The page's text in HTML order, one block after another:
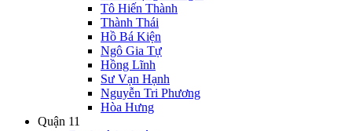
Tô Hiến Thành
Thành Thái
Hồ Bá Kiện
Ngô Gia Tự
Hồng Lĩnh
Sư Vạn Hạnh
Nguyễn Tri Phương
Hòa Hưng
Quận 11